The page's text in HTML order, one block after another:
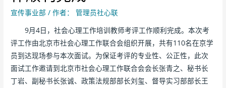
宣传事业部 / 作者：
管理员社心联
9月4日，社会心理工作培训教师考评工作顺利完成。本次考
评工作由北京市社会心理工作联合会组织开展，共有110名在京学
员到达现场参与本次面试。为保证考评的专业性、公正性，此次
面试工作邀请到北京市社会心理工作联合会会长张青之、秘书长
丁岩、副秘书长张诚、政策法规部部长刘玺、督导实习部部长王